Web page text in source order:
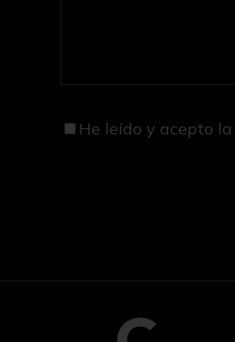
He leído y acepto